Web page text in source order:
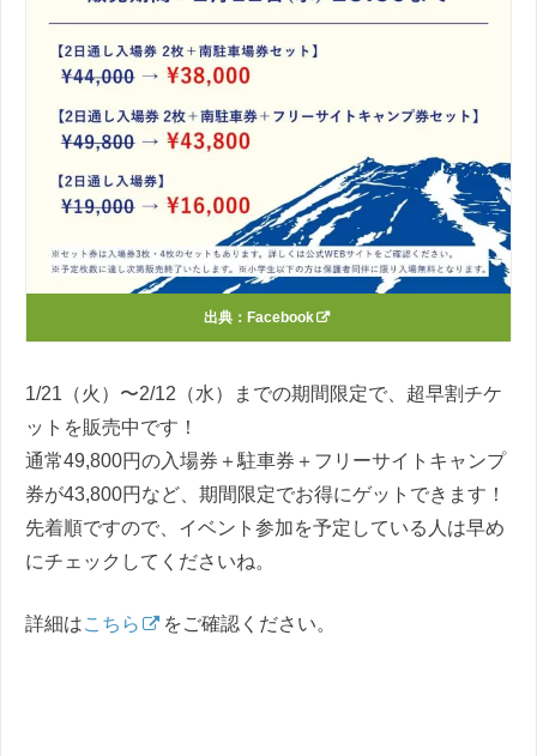
出典： Facebook
1/21（火）〜2/12（水）までの期間限定で、超早割チケ
ットを販売中です！
通常49,800円の入場券＋駐車券＋フリーサイトキャンプ
券が43,800円など、期間限定でお得にゲットできます！
先着順ですので、イベント参加を予定している人は早め
にチェックしてくださいね。
詳細はこちら をご確認ください。